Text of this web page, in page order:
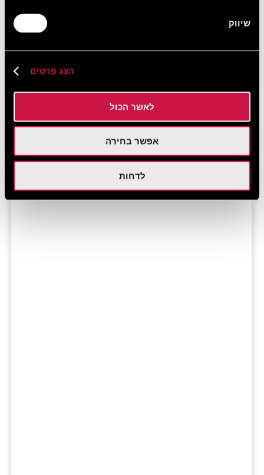
שיווק
הצג פרטים
לאשר הכול
אפשר בחירה
לדחות